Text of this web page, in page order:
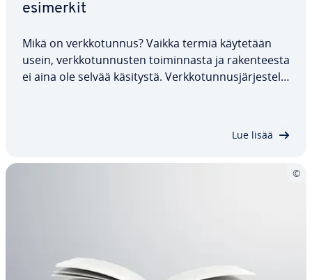
esimerkit
Mikä on verk­ko­tun­nus? Vaikka termiä käytetään
usein, verk­ko­tun­nus­ten toi­min­nas­ta ja ra­ken­tees­ta
ei aina ole selvää käsitystä. Verk­ko­tun­nus­jär­jes­tel­
Lue lisää